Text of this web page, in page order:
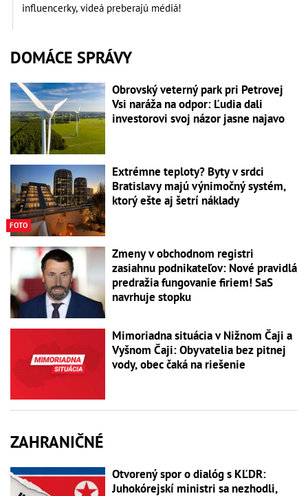
influencerky, videá preberajú médiá!
DOMÁCE SPRÁVY
Obrovský veterný park pri Petrovej
Vsi naráža na odpor: Ľudia dali
investorovi svoj názor jasne najavo
FOTO
Extrémne teploty? Byty v srdci
Bratislavy majú výnimočný systém,
ktorý ešte aj šetrí náklady
Zmeny v obchodnom registri
zasiahnu podnikateľov: Nové pravidlá
predražia fungovanie firiem! SaS
navrhuje stopku
Mimoriadna situácia v Nižnom Čaji a
Vyšnom Čaji: Obyvatelia bez pitnej
vody, obec čaká na riešenie
ZAHRANIČNÉ
Otvorený spor o dialóg s KĽDR:
Juhokórejskí ministri sa nezhodli,